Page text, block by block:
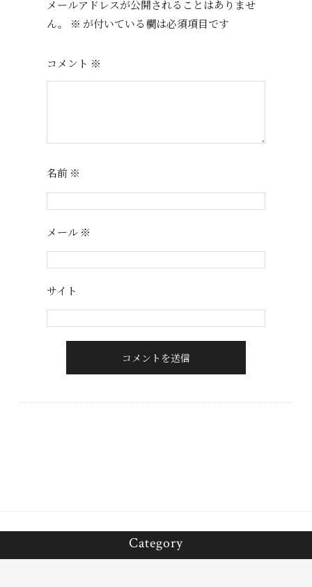
メールアドレスが公開されることはありませ
ん。
※ が付いている欄は必須項目です
コメント ※
名前 ※
メール ※
サイト
Category